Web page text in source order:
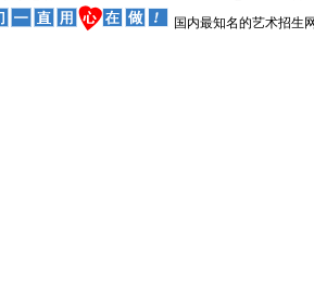
国内最知名的艺术招生